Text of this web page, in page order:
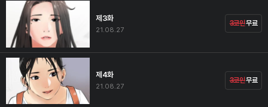
제3화
21.08.27
3코인무료
제4화
21.08.27
3코인무료